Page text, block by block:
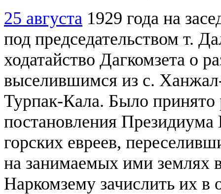
25 августа 1929 года на
под председательством т.
ходатайство Дагкомзета о
выселившимся из с.
Турпак-Кала. Было
постановления
горских евреев,
на занимаемых ими землях
Наркомзему зачислить их в